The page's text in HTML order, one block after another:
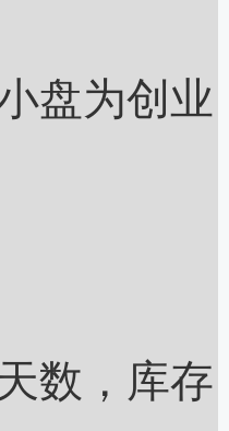
盘为创业
数，库存